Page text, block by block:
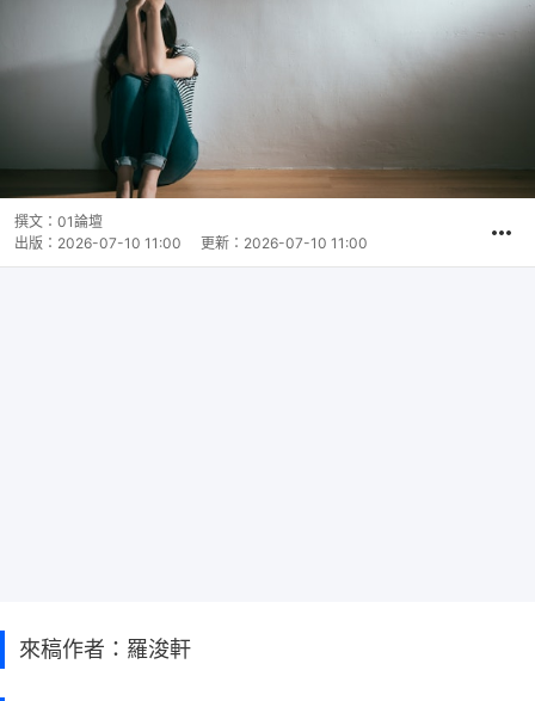
撰文： 01論壇
出版： 2026-07-10 11:00 更新： 2026-07-10 11:00
來稿作者：羅浚軒